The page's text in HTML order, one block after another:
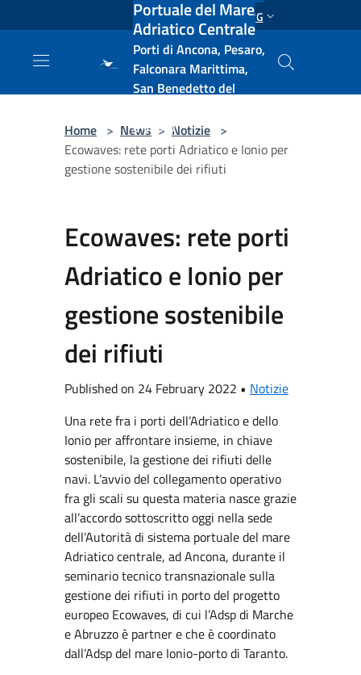
Salta al contenuto principale ENG
Portuale del Mare
Adriatico Centrale
Porti di Ancona, Pesaro,
Falconara Marittima,
San Benedetto del
e Vasto
Home > News > Notizie >
Ecowaves: rete porti Adriatico e Ionio per
gestione sostenibile dei rifiuti
Ecowaves: rete porti
Adriatico e Ionio per
gestione sostenibile
dei rifiuti
Published on 24 February 2022 • Notizie
Una rete fra i porti dell’Adriatico e dello
Ionio per affrontare insieme, in chiave
sostenibile, la gestione dei rifiuti delle
navi. L’avvio del collegamento operativo
fra gli scali su questa materia nasce grazie
all’accordo sottoscritto oggi nella sede
dell’Autorità di sistema portuale del mare
Adriatico centrale, ad Ancona, durante il
seminario tecnico transnazionale sulla
gestione dei rifiuti in porto del progetto
europeo Ecowaves, di cui l’Adsp di Marche
e Abruzzo è partner e che è coordinato
dall’Adsp del mare Ionio-porto di Taranto.